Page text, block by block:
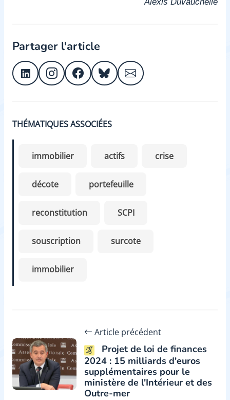
Partager l'article
THÉMATIQUES ASSOCIÉES
immobilier actifs crise
décote portefeuille
reconstitution SCPI
souscription surcote
immobilier
Article précédent
Projet de loi de finances
2024 : 15 milliards d'euros
supplémentaires pour le
ministère de l'Intérieur et des
Outre-mer